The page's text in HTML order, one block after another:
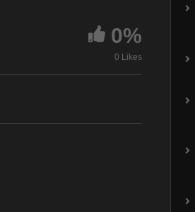
0%
0 Likes